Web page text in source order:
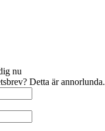
nu
Detta är annorlunda.